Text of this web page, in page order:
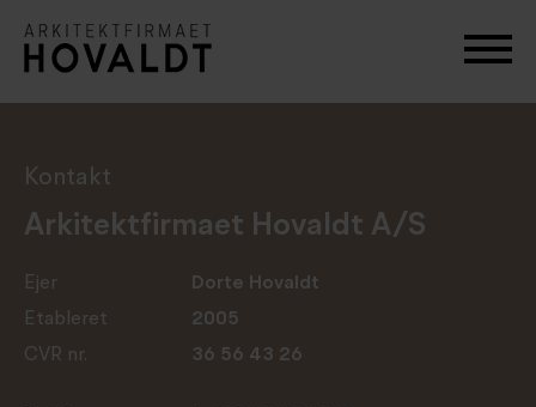
Kontakt
Arkitektfirmaet Hovaldt A/S
Ejer
Dorte Hovaldt
Etableret
2005
CVR nr.
36 56 43 26